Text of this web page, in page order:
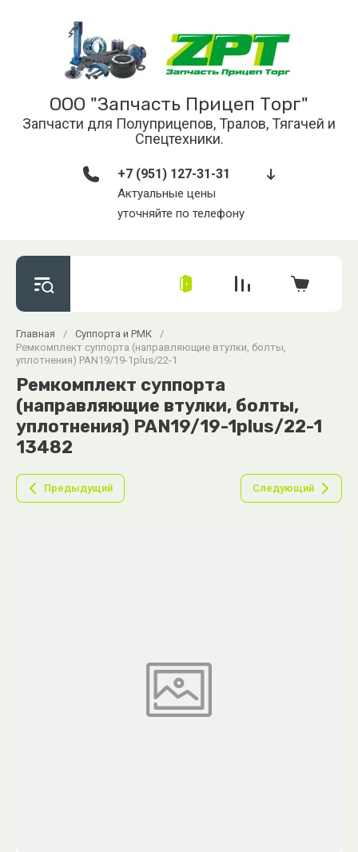
ООО "Запчасть Прицеп Торг"
Запчасти для Полуприцепов, Тралов, Тягачей и
Спецтехники.
+7 (951) 127-31-31
Актуальные цены
уточняйте по телефону
Главная / Суппорта и РМК
/
Ремкомплект суппорта (направляющие втулки, болты,
уплотнения) PAN19/19-1plus/22-1
Ремкомплект суппорта
(направляющие втулки, болты,
уплотнения) PAN19/19-1plus/22-1
13482
Предыдущий Следующий